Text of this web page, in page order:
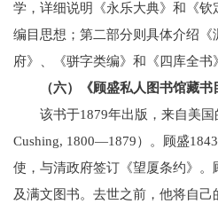
学，详细说明《永乐大典》和《
编目思想；第二部分则具体介绍《
府》、《骈字类编》和《四库全书
（六）《顾盛私人图书馆藏书
该书于1879年出版，来自美
Cushing, 1800—1879）。顾盛
使，与清政府签订《望厦条约》
及满文图书。去世之前，他将自